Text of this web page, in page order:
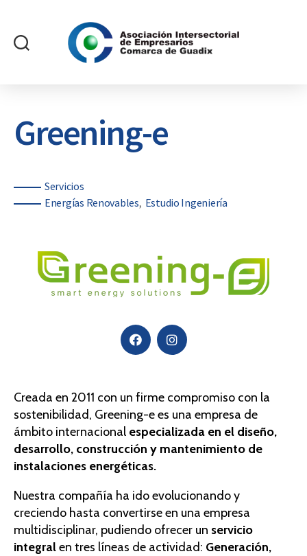
Comarca
de
Categorías
Servicios
Energías Renovables Estudio Ingeniería
Greening-e
Creada en 2011 con un firme compromiso con la
sostenibilidad, Greening-e es una empresa de
ámbito internacional especializada en el diseño,
desarrollo, construcción y mantenimiento de
instalaciones energéticas.
Nuestra compañía ha ido evolucionando y
creciendo hasta convertirse en una empresa
multidisciplinar, pudiendo ofrecer un servicio
integralen tres líneas de actividad: Generación,